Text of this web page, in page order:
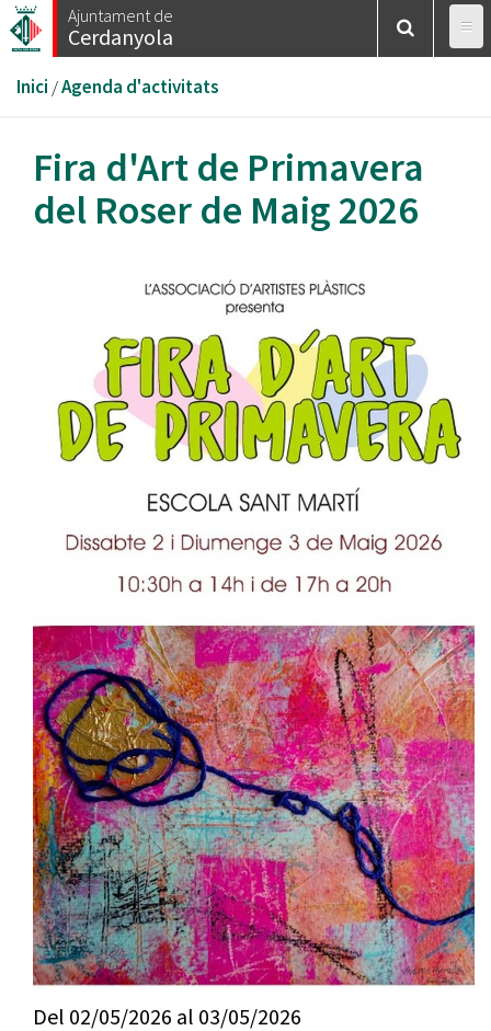
Vés
al
Ajuntament de
Cerdanyola
Esteu
aquí
Inici /Agenda d'activitats
Fira d'Art de Primavera
del Roser de Maig 2026
Del 02/05/2026 al 03/05/2026